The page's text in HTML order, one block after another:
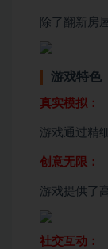
除了翻新房
游戏特色
真实模拟：
游戏通过精
创意无限：
游戏提供了
社交互动：